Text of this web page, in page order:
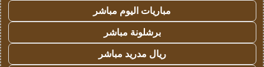
مباريات اليوم مباشر
برشلونة مباشر
ريال مدريد مباشر